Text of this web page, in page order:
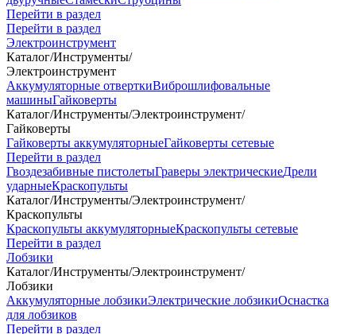
Перейти в раздел
Перейти в раздел
Электроинструмент
Каталог/Инструменты/
Электроинструмент
Аккумуляторные отверткиВиброшлифовальные
машиныГайковерты
Каталог/Инструменты/Электроинструмент/
Гайковерты
Гайковерты аккумуляторныеГайковерты сетевые
Перейти в раздел
Гвоздезабивные пистолетыГраверы электрическиеДрели
ударныеКраскопульты
Каталог/Инструменты/Электроинструмент/
Краскопульты
Краскопульты аккумуляторныеКраскопульты сетевые
Перейти в раздел
Лобзики
Каталог/Инструменты/Электроинструмент/
Лобзики
Аккумуляторные лобзикиЭлектрические лобзикиОснастка
для лобзиков
Перейти в раздел